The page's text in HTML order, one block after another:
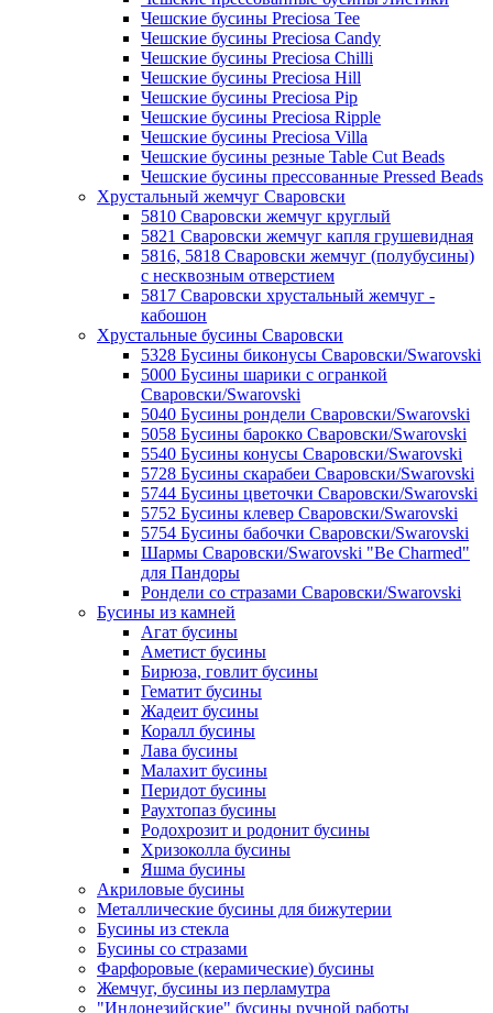
Чешские бусины Preciosa Tee
Чешские бусины Preciosa Candy
Чешские бусины Preciosa Chilli
Чешские бусины Preciosa Hill
Чешские бусины Preciosa Pip
Чешские бусины Preciosa Ripple
Чешские бусины Preciosa Villa
Чешские бусины резные Table Cut Beads
Чешские бусины прессованные Pressed Beads
Хрустальный жемчуг Сваровски
5810 Сваровски жемчуг круглый
5821 Сваровски жемчуг капля грушевидная
5816, 5818 Сваровски жемчуг (полубусины)
с несквозным отверстием
5817 Сваровски хрустальный жемчуг -
кабошон
Хрустальные бусины Сваровски
5328 Бусины биконусы Сваровски/Swarovski
5000 Бусины шарики с огранкой
Сваровски/Swarovski
5040 Бусины рондели Сваровски/Swarovski
5058 Бусины барокко Сваровски/Swarovski
5540 Бусины конусы Сваровски/Swarovski
5728 Бусины скарабеи Сваровски/Swarovski
5744 Бусины цветочки Сваровски/Swarovski
5752 Бусины клевер Сваровски/Swarovski
5754 Бусины бабочки Сваровски/Swarovski
Шармы Сваровски/Swarovski "Be Charmed"
для Пандоры
Рондели со стразами Сваровски/Swarovski
Бусины из камней
Агат бусины
Аметист бусины
Бирюза, говлит бусины
Гематит бусины
Жадеит бусины
Коралл бусины
Лава бусины
Малахит бусины
Перидот бусины
Раухтопаз бусины
Родохрозит и родонит бусины
Хризоколла бусины
Яшма бусины
Акриловые бусины
Металлические бусины для бижутерии
Бусины из стекла
Бусины со стразами
Фарфоровые (керамические) бусины
Жемчуг, бусины из перламутра
"Индонезийские" бусины ручной работы